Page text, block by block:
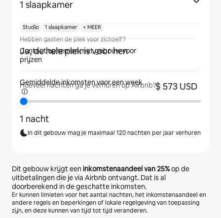
1 slaapkamer
Hebben gasten de plek voor zichzelf?
Ja, de hele plek is voor hen
Hoeveel nachten ga je verhuren op Airbnb?
1 nacht
In dit gebouw mag je maximaal 120 nachten per jaar verhuren
Dit gebouw krijgt eeninkomstenaandeel van25%op de
uitbetalingen die je via Airbnb ontvangt. Dat is al
doorberekend in de geschatte inkomsten.
Er kunnen limieten voor het aantal nachten, het inkomstenaandeel en
andere regels en beperkingen of lokale regelgeving van toepassing
zijn, en deze kunnen van tijd tot tijd veranderen.
Studio 1 slaapkamer + MEER
Contact opnemen met gebouw voor
prijzen
Gemiddelde inkomsten vooreen week $ 573 USD